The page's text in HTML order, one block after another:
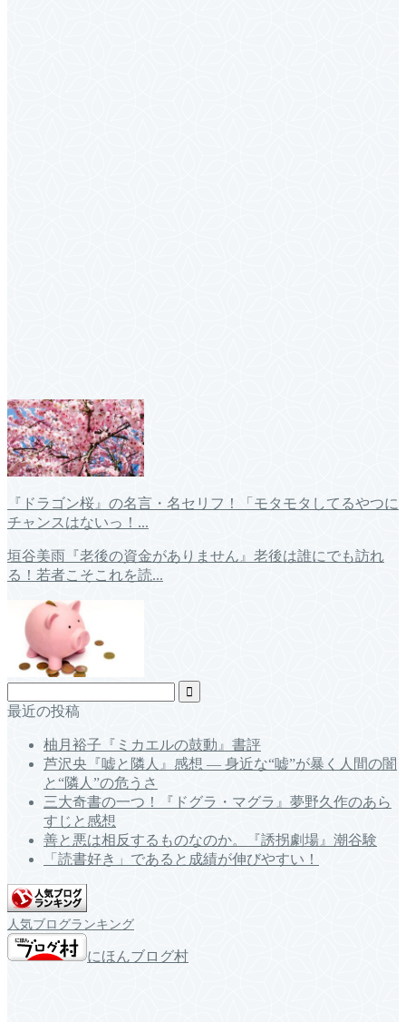
『ドラゴン桜』の名言・名セリフ！「モタモタしてるやつに
チャンスはないっ！...
垣谷美雨『老後の資金がありません』老後は誰にでも訪れ
る！若者こそこれを読...
最近の投稿
柚月裕子『ミカエルの鼓動』書評
芦沢央『嘘と隣人』感想 ― 身近な“嘘”が暴く人間の闇
と“隣人”の危うさ
三大奇書の一つ！『ドグラ・マグラ』夢野久作のあら
すじと感想
善と悪は相反するものなのか。『誘拐劇場』潮谷験
「読書好き」であると成績が伸びやすい！
人気ブログランキング
にほんブログ村